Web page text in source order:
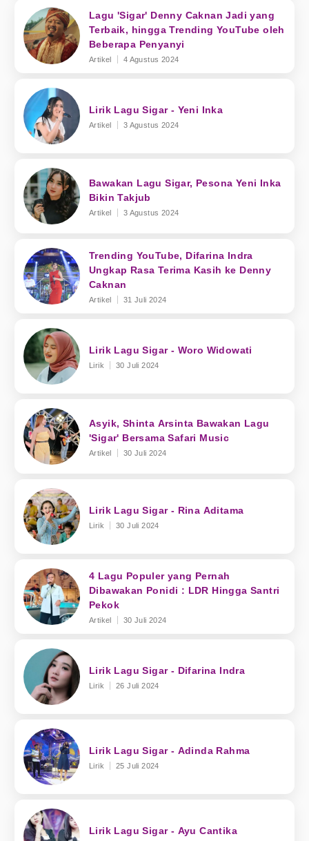
Lagu 'Sigar' Denny Caknan Jadi yang
Terbaik, hingga Trending YouTube oleh
Beberapa Penyanyi
Artikel 4 Agustus 2024
Lirik Lagu Sigar - Yeni Inka
Artikel 3 Agustus 2024
Bawakan Lagu Sigar, Pesona Yeni Inka
Bikin Takjub
Artikel 3 Agustus 2024
Trending YouTube, Difarina Indra
Ungkap Rasa Terima Kasih ke Denny
Caknan
Artikel 31 Juli 2024
Lirik Lagu Sigar - Woro Widowati
Lirik 30 Juli 2024
Asyik, Shinta Arsinta Bawakan Lagu
'Sigar' Bersama Safari Music
Artikel 30 Juli 2024
Lirik Lagu Sigar - Rina Aditama
Lirik 30 Juli 2024
4 Lagu Populer yang Pernah
Dibawakan Ponidi : LDR Hingga Santri
Pekok
Artikel 30 Juli 2024
Lirik Lagu Sigar - Difarina Indra
Lirik 26 Juli 2024
Lirik Lagu Sigar - Adinda Rahma
Lirik 25 Juli 2024
Lirik Lagu Sigar - Ayu Cantika